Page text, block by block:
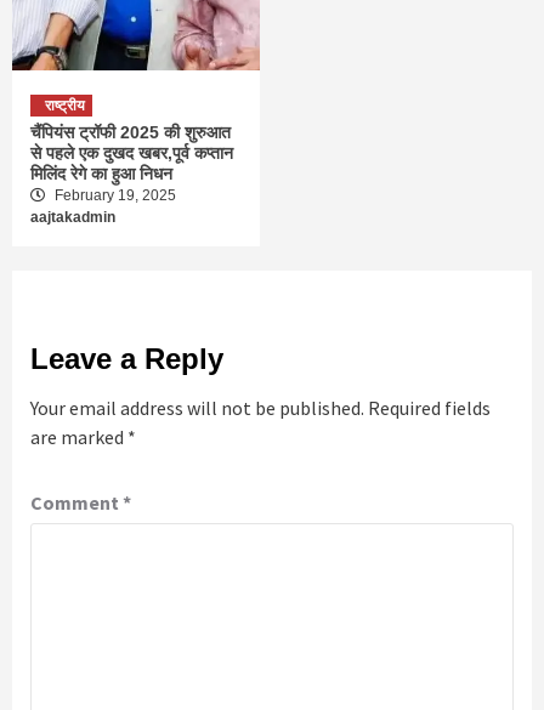
राष्ट्रीय
चैंपियंस ट्रॉफी 2025 की शुरुआत
से पहले एक दुखद खबर,पूर्व कप्तान
मिलिंद रेगे का हुआ निधन
February 19, 2025
aajtakadmin
Leave a Reply
Your email address will not be published. Required fields
are marked *
Comment *